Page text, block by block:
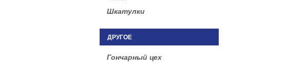
Шкатулки
ДРУГОЕ
Гончарный цех